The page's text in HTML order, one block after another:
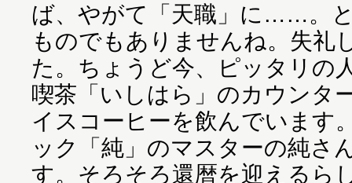
ば、やがて「天職」に……。
ものでもありませんね。失礼
た。ちょうど今、ピッタリの
喫茶「いしはら」のカウンタ
イスコーヒーを飲んでいます
ック「純」のマスターの純さ
す。そろそろ還暦を迎えるら